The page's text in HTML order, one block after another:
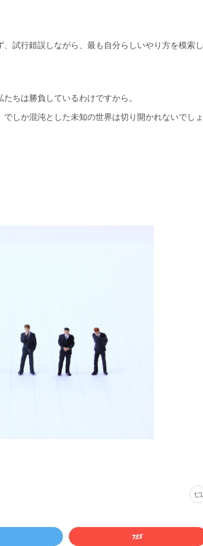
試行錯誤しながら、最も自分らしいやり方を模索し
ちは勝負しているわけですから。
しか混沌とした未知の世界は切り開かれないでしょ